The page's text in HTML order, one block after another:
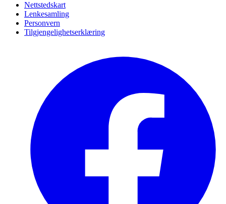
Nettstedskart
Lenkesamling
Personvern
Tilgjengelighetserklæring